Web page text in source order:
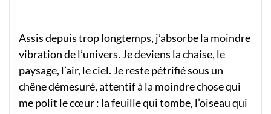
Assis depuis trop longtemps, j’absorbe la moindre
vibration de l’univers. Je deviens la chaise, le
paysage, l’air, le ciel. Je reste pétrifié sous un
chêne démesuré, attentif à la moindre chose qui
me polit le cœur : la feuille qui tombe, l’oiseau qui